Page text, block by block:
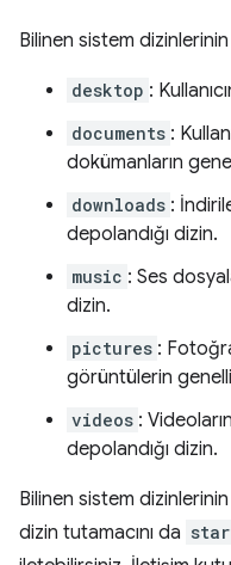
Bilinen sistem
desktop :
documents :
dokümanların
downloads :
depolandığı dizin.
music : Ses
dizin.
pictures :
görüntülerin
videos :
depolandığı dizin.
Bilinen sistem
dizin tutamacını da